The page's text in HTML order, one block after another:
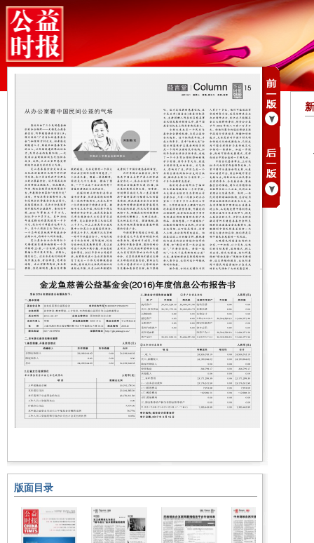
版面目录